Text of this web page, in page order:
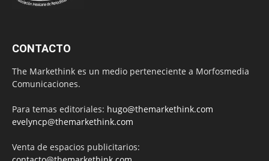
CONTACTO
The Markethink es un medio perteneciente a Morfosmedia
Comunicaciones.
Para temas editoriales: hugo@themarkethink.com
evelyncp@themarkethink.com
Venta de espacios publicitarios: